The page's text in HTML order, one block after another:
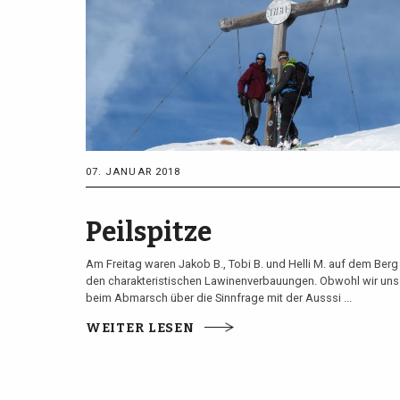
07. JANUAR 2018
Peilspitze
Am Freitag waren Jakob B., Tobi B. und Helli M. auf dem
den charakteristischen Lawinenverbauungen. Obwohl wir uns
beim Abmarsch über die Sinnfrage mit der Ausssi ...
WEITER LESEN